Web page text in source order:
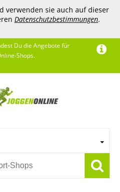
verwenden sie auch auf dieser
Datenschutzbestimmungen.
Du die Angebote für
Shops.